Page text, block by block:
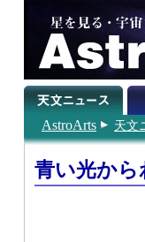
AstroArts 天文
青い光か